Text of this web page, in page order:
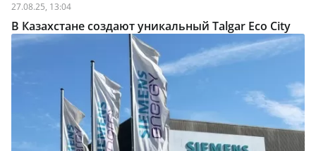
27.08.25, 13:04
В Казахстане создают уникальный Talgar Eco City